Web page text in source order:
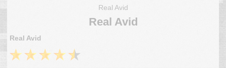
Real Avid
Real Avid
Real Avid